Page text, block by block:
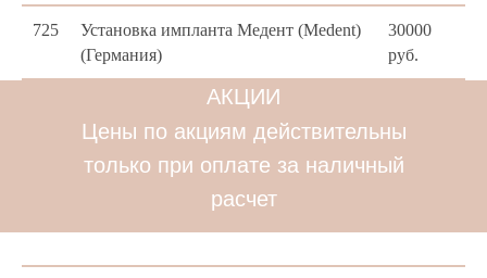
725
Установка импланта Медент (Medent)
(Германия)
30000
руб.
АКЦИИ
Цены по акциям действительны
только при оплате за наличный
расчет